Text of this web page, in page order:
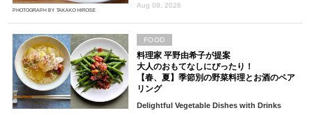
PHOTOGRAPH BY TAKAKO HIROSE
Aug 08, 2026
料理家 平野由希子が提案
大人のおもてなしにぴったり！
【春、夏】季節別の野菜料理とお酒のペア
リング
Delightful Vegetable Dishes with Drinks
FOOD